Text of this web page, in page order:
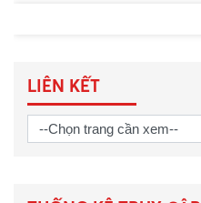
LIÊN KẾT